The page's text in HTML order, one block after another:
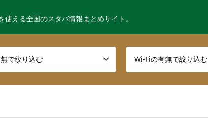
使える全国のスタバ情報まとめサイト。
で絞り込む Wi-Fiの有無で絞り込む